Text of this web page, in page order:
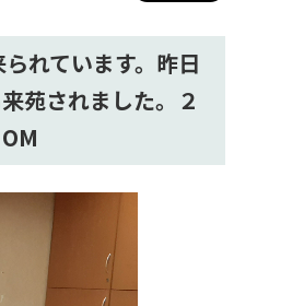
れています。昨日
苑されました。２